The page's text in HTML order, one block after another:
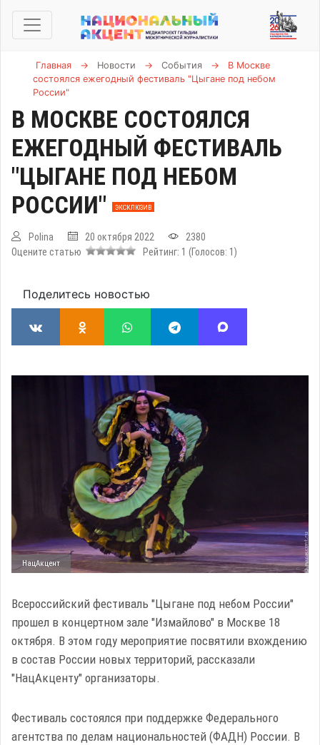
Главная → Новости → События →
В Москве
состоялся ежегодный фестиваль "Цыгане под небом
России"
В МОСКВЕ СОСТОЯЛСЯ
ЕЖЕГОДНЫЙ ФЕСТИВАЛЬ
"ЦЫГАНЕ ПОД НЕБОМ
РОССИИ"
ЭКСКЛЮЗИВ
Polina 20 октября 2022
2380
Оцените статью
Рейтинг: 1 (Голосов: 1 )
Поделитесь новостью
НацАкцент
Всероссийский фестиваль "Цыгане под небом России"
прошел в концертном зале "Измайлово" в Москве 18
октября. В этом году мероприятие посвятили вхождению
в состав России новых территорий, рассказали
"НацАкценту" организаторы.
Фестиваль состоялся при поддержке Федерального
агентства по делам национальностей (ФАДН) России. В